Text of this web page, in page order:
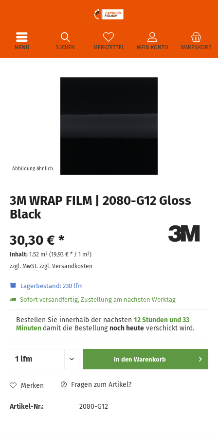
MENÜ WARENKORB
MERKZETTEL MEIN KONTO
SUCHEN
Abbildung ähnlich
3M WRAP FILM | 2080-G12 Gloss
Black
30,30 € *
Inhalt: 1.52 m² (19,93 € * / 1 m²)
zzgl. MwSt. zzgl. Versandkosten
Lagerbestand: 230 lfm
Sofort versandfertig, Zustellung am nächsten Werktag
Bestellen Sie innerhalb der nächsten 12 Stunden und 33
Minuten damit die Bestellungnoch heute verschickt wird.
In den Warenkorb
Merken Fragen zum Artikel?
Artikel-Nr.: 2080-G12